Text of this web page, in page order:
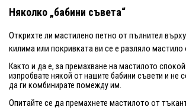
Няколко „бабини съвета“
Открихте ли мастилено петно от пълнител
килима или покривката ви се е разляло мастило
Както и да е, за премахване на мастилото
изпробвате някой от нашите бабини съвети и не
да ги комбинирате помежду им.
Опитайте се да премахнете мастилото от